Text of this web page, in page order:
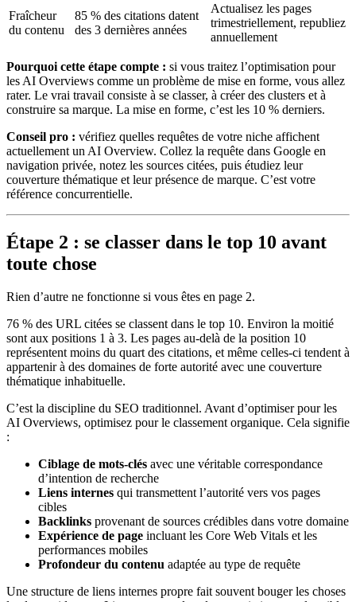
Fraîcheur
du contenu
85 % des citations datent
des 3 dernières années
Actualisez les pages
trimestriellement, republiez
annuellement
Pourquoi cette étape compte : si vous traitez l’optimisation pour
les AI Overviews comme un problème de mise en forme, vous allez
rater. Le vrai travail consiste à se classer, à créer des clusters et à
construire sa marque. La mise en forme, c’est les 10 % derniers.
Conseil pro : vérifiez quelles requêtes de votre niche affichent
actuellement un AI Overview. Collez la requête dans Google en
navigation privée, notez les sources citées, puis étudiez leur
couverture thématique et leur présence de marque. C’est votre
référence concurrentielle.
Étape 2 : se classer dans le top 10 avant
toute chose
Rien d’autre ne fonctionne si vous êtes en page 2.
76 % des URL citées se classent dans le top 10. Environ la moitié
sont aux positions 1 à 3. Les pages au-delà de la position 10
représentent moins du quart des citations, et même celles-ci tendent à
appartenir à des domaines de forte autorité avec une couverture
thématique inhabituelle.
C’est la discipline du SEO traditionnel. Avant d’optimiser pour les
AI Overviews, optimisez pour le classement organique. Cela signifie
:
Ciblage de mots-clés avec une véritable correspondance
d’intention de recherche
Liens internes qui transmettent l’autorité vers vos pages
cibles
Backlinks provenant de sources crédibles dans votre domaine
Expérience de page incluant les Core Web Vitals et les
performances mobiles
Profondeur du contenu adaptée au type de requête
Une structure de liens internes propre fait souvent bouger les choses